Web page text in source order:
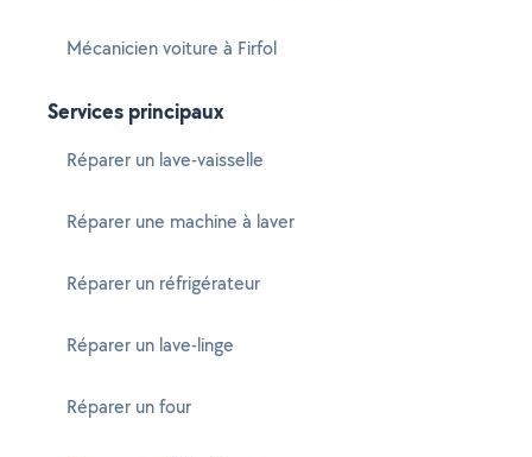
Mécanicien voiture à Firfol
Services principaux
Réparer un lave-vaisselle
Réparer une machine à laver
Réparer un réfrigérateur
Réparer un lave-linge
Réparer un four